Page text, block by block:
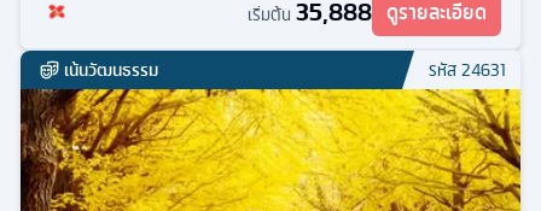
เริ่มต้น 35,888 ดูรายละเอียด
เน้นวัฒนธรรม รหัส24631